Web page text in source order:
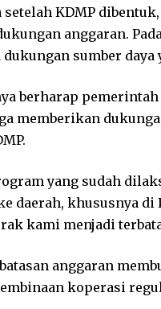
setelah KDMP
anggaran.
sumber daya
berharap
memberikan
yang sudah
daerah, khususnya
kami menjadi
anggaran
koperasi